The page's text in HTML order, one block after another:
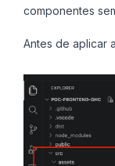
componentes
Antes de aplicar